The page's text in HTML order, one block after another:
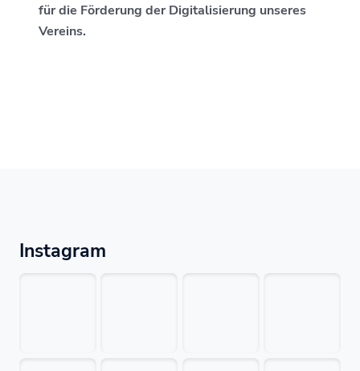
für die Förderung der Digitalisierung unseres
Vereins.
Instagram